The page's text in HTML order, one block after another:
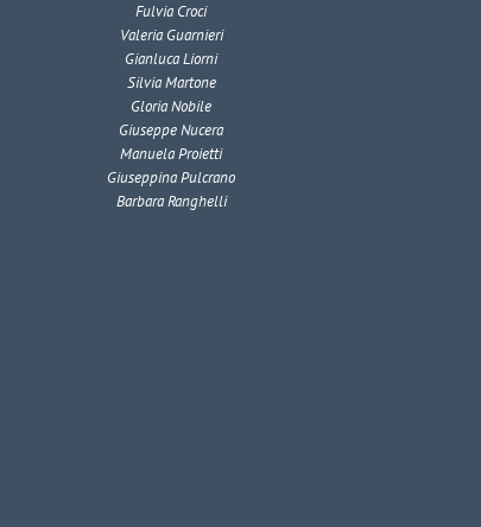
Fulvia Croci
Valeria Guarnieri
Gianluca Liorni
Silvia Martone
Gloria Nobile
Giuseppe Nucera
Manuela Proietti
Giuseppina Pulcrano
Barbara Ranghelli